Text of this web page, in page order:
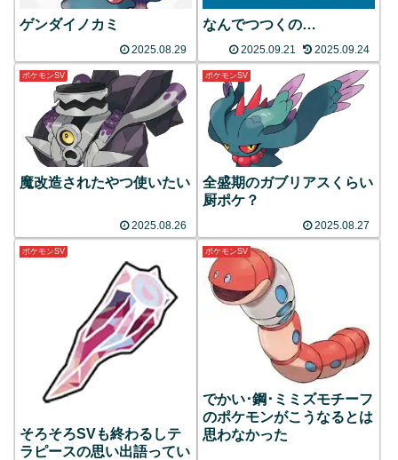
ゲンダイノカミ
2025.08.29
なんでつつくの…
2025.09.21 2025.09.24
ポケモンSV
魔改造されたやつ使いたい
2025.08.26
ポケモンSV
全盛期のガブリアスくらい
厨ポケ？
2025.08.27
ポケモンSV
そろそろSVも終わるしテ
ラピースの思い出語ってい
ポケモンSV
でかい･鋼･ミミズモチーフ
のポケモンがこうなるとは
思わなかった